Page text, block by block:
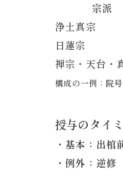
宗派
浄土真宗
日蓮宗
禅宗・天台・
構成の一例： 院
授与のタイ
・基本： 出棺
・例外： 逆修